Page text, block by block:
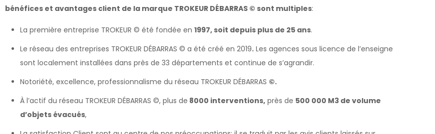
bénéfices et avantages client de la marque TROKEUR DÉBARRAS © sont multiples:
La première entreprise TROKEUR © été fondée en 1997, soit depuis plus de 25 ans.
Le réseau des entreprises TROKEUR DÉBARRAS © a été créé en 2019. Les agences sous licence de l’enseigne
sont localement installées dans près de 33 départements et continue de s’agrandir.
Notoriété, excellence, professionnalisme du réseau TROKEUR DÉBARRAS ©.
À l’actif du réseau TROKEUR DÉBARRAS ©, plus de 8000 interventions, près de 500 000 M3 de volume
d’objets évacués,